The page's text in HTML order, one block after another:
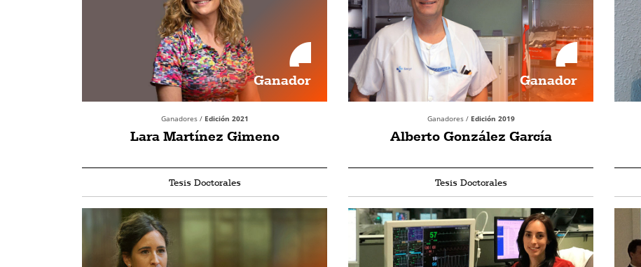
Ganador
Ganadores / Edición 2021
Lara Martínez Gimeno
Ganador
Ganadores / Edición 2019
Alberto González García
Tesis Doctorales Tesis Doctorales